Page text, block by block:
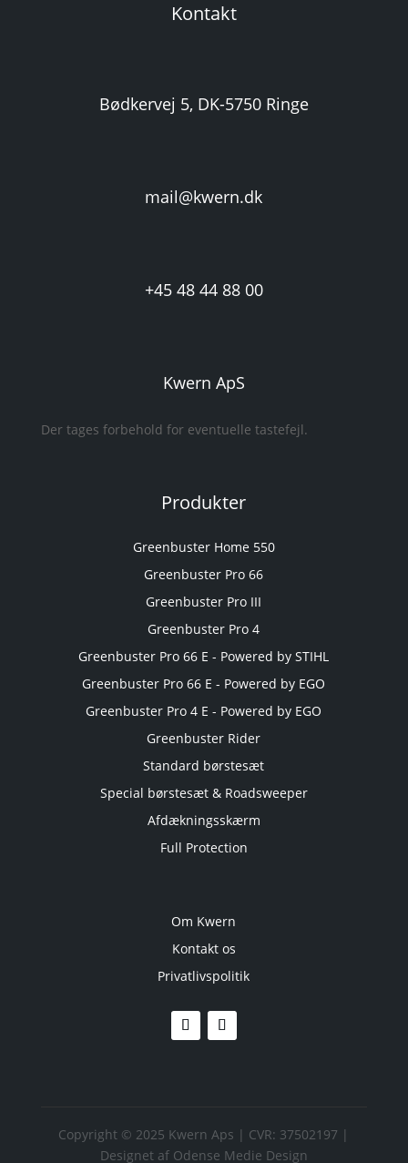
Kontakt
Bødkervej 5, DK-5750 Ringe
mail@kwern.dk
+45 48 44 88 00
Kwern ApS
Der tages forbehold for eventuelle tastefejl.
Produkter
Greenbuster Home 550
Greenbuster Pro 66
Greenbuster Pro III
Greenbuster Pro 4
Greenbuster Pro 66 E - Powered by STIHL
Greenbuster Pro 66 E - Powered by EGO
Greenbuster Pro 4 E - Powered by EGO
Greenbuster Rider
Standard børstesæt
Special børstesæt & Roadsweeper
Afdækningsskærm
Full Protection
Om Kwern
Kontakt os
Privatlivspolitik
Copyright © 2025 Kwern Aps | CVR: 37502197 |
Designet af Odense Medie Design